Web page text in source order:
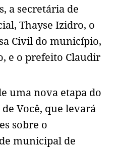
a secretária de
Thayse Izidro, o
Civil do município,
e o prefeito Claudir
uma nova etapa do
Você, que levará
sobre o
municipal de